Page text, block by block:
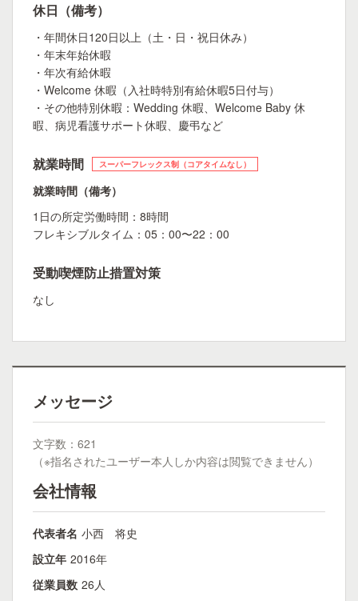
休日（備考）
・年間休日120日以上（土・日・祝日休み）
・年末年始休暇
・年次有給休暇
・Welcome 休暇（入社時特別有給休暇5日付与）
・その他特別休暇：Wedding 休暇、Welcome Baby 休
暇、病児看護サポート休暇、慶弔など
就業時間 スーパーフレックス制（コアタイムなし）
就業時間（備考）
1日の所定労働時間：8時間
フレキシブルタイム：05：00〜22：00
受動喫煙防止措置対策
なし
メッセージ
文字数：621
（※指名されたユーザー本人しか内容は閲覧できません）
会社情報
代表者名 小西 将史
設立年 2016年
従業員数 26人